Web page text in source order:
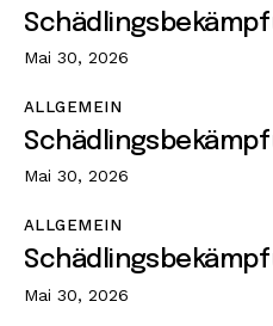
Mai 30, 2026
ALLGEMEIN
Mai 30, 2026
ALLGEMEIN
Mai 30, 2026